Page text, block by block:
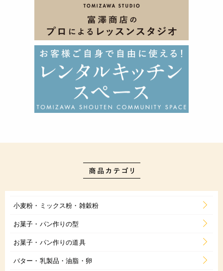
小麦粉・ミックス粉・雑穀粉
お菓子・パン作りの型
お菓子・パン作りの道具
バター・乳製品・油脂・卵